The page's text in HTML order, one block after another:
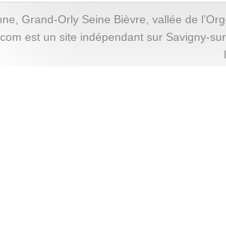
Grand-Orly Seine Bièvre, vallée de
est un site indépendant sur Savigny-